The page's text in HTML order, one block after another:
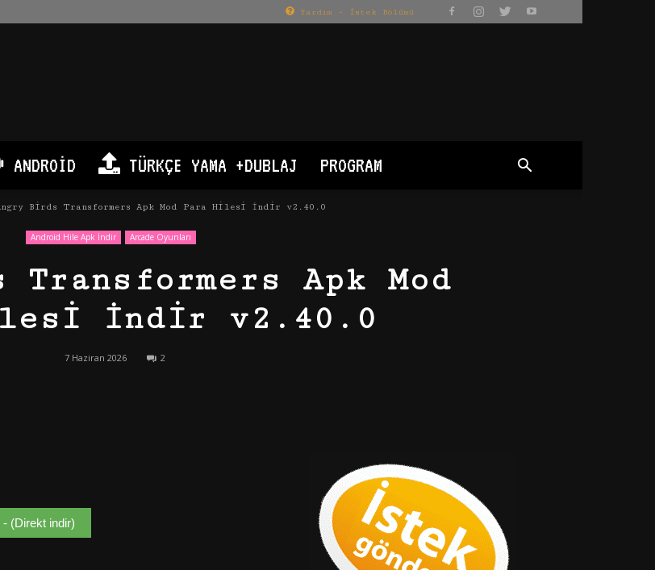
Yardım – İstek Bölümü
ANDROID TÜRKÇE YAMA +DUBLAJ PROGRAM
Birds Transformers Apk Mod Para Hilesi İndir v2.40.0
Android Hile Apk İndir Arcade Oyunları
Apk Mod
İndir v2.40.0
7 Haziran 2026 2
(Direkt indir)